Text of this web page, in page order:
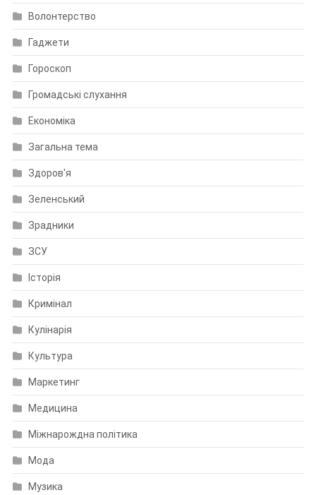
Волонтерство
Гаджети
Гороскоп
Громадські слухання
Економіка
Загальна тема
Здоров'я
Зеленський
Зрадники
ЗСУ
Історія
Кримінал
Кулінарія
Культура
Маркетинг
Медицина
Міжнарождна політика
Мода
Музика